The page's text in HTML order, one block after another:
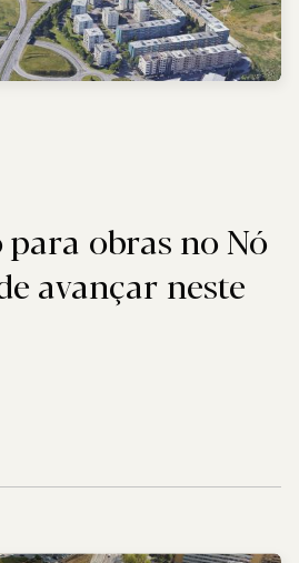
obras no Nó
avançar neste